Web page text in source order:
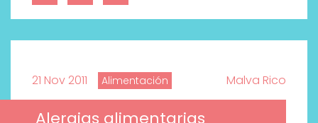
21 Nov 2011 Alimentación Malva Rico
Alergias alimentarias